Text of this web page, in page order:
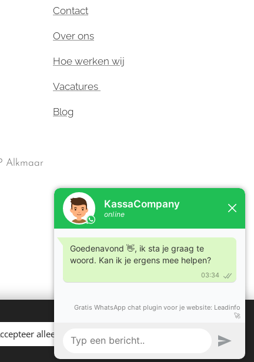
Contact
Over ons
Hoe werken wij
Vacatures
Blog
Alkmaar
alleen noodzakelijke Alles accepteren